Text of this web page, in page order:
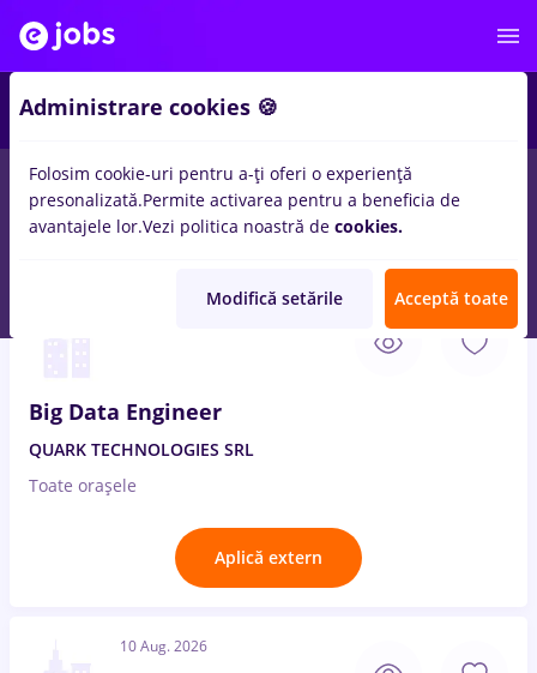
Salarii Full time Part time Fără experiență
Big Data Engineer
QUARK TECHNOLOGIES SRL
Toate oraşele
Aplică extern
10 Aug. 2026
Administrare cookies 🍪
Folosim cookie-uri pentru a-ți oferi o experiență
presonalizată.Permite activarea pentru a beneficia de
avantajele lor.Vezi politica noastră de cookies.
Modifică setările Acceptă toate